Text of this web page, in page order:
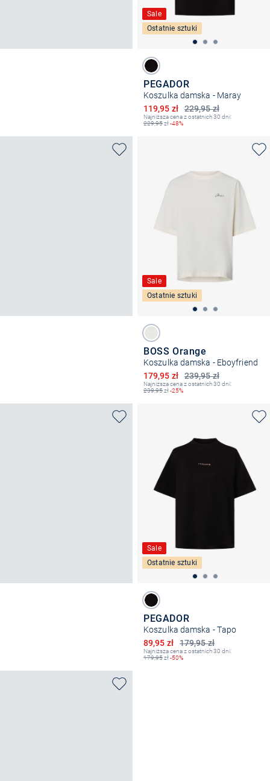
Sale
Ostatnie sztuki
PEGADOR
Koszulka damska - Maray
229,95 zł
Obniżona cena
119,95 zł
Najniższa cena z ostatnich 30 dni:
229,95zł-48%
Sale
Ostatnie sztuki
BOSS Orange
Koszulka damska - Eboyfriend
239,95 zł
Obniżona cena
179,95 zł
Najniższa cena z ostatnich 30 dni:
239,95zł-25%
Sale
Ostatnie sztuki
PEGADOR
Koszulka damska - Tapo
179,95 zł
Obniżona cena
89,95 zł
Najniższa cena z ostatnich 30 dni:
179,95zł-50%